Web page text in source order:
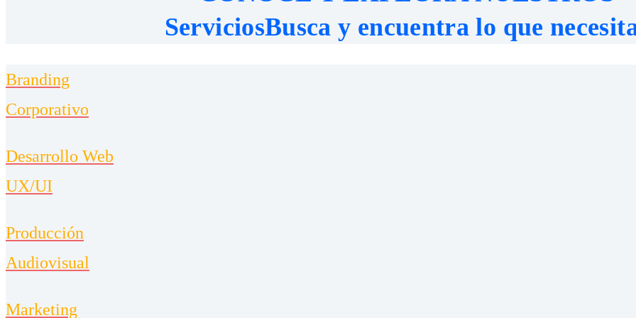
ServiciosBusca y encuentra lo que
Branding
Corporativo
Desarrollo Web
UX/UI
Producción
Audiovisual
Marketing